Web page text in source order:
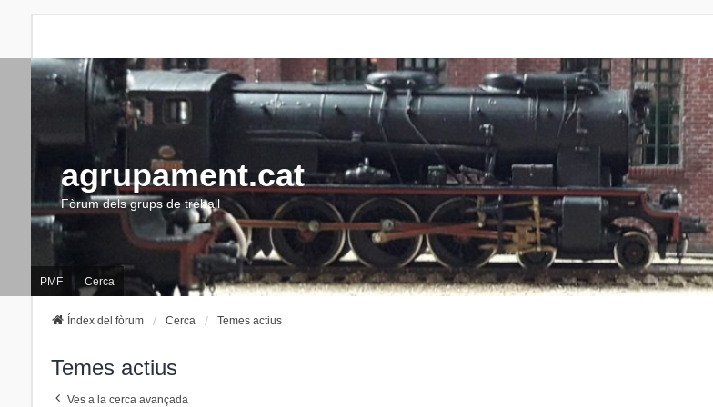
agrupament.cat
Fòrum dels grups de treball
PMF Cerca
Índex del fòrum Cerca Temes actius
Temes actius
Ves a la cerca avançada